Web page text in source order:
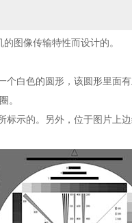
图像传输特性而设计的。
个白色的圆形，该圆形里面
。
标示的。另外，位于图片上